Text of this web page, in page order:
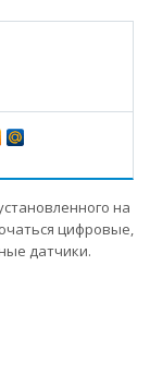
на
цифровые,
датчики.